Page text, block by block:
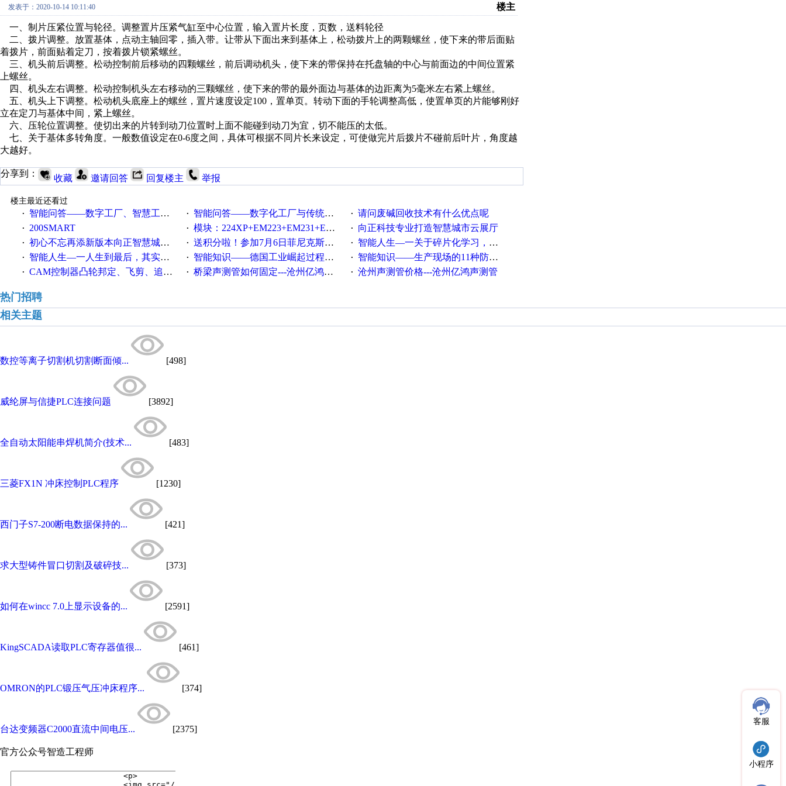
发表于：2020-10-14 10:11:40 楼主
一、制片压紧位置与轮径。调整置片压紧气缸至中心位置，输入置片长度，页数，送料轮径
二、拨片调整。放置基体，点动主轴回零，插入带。让带从下面出来到基体上，松动拨片上的两颗螺丝，使下来的带后面贴
着拨片，前面贴着定刀，按着拨片锁紧螺丝。
三、机头前后调整。松动控制前后移动的四颗螺丝，前后调动机头，使下来的带保持在托盘轴的中心与前面边的中间位置紧
上螺丝。
四、机头左右调整。松动控制机头左右移动的三颗螺丝，使下来的带的最外面边与基体的边距离为5毫米左右紧上螺丝。
五、机头上下调整。松动机头底座上的螺丝，置片速度设定100，置单页。转动下面的手轮调整高低，使置单页的片能够刚好
立在定刀与基体中间，紧上螺丝。
六、压轮位置调整。使切出来的片转到动刀位置时上面不能碰到动刀为宜，切不能压的太低。
七、关于基体多转角度。一般数值设定在0-6度之间，具体可根据不同片长来设定，可使做完片后拨片不碰前后叶片，角度越
大越好。
分享到： 收藏 邀请回答 回复楼主 举报
楼主最近还看过
·
智能问答——数字工厂、智慧工厂和智能制造三者的区别是什么？ · 智能问答——数字化工厂与传统工厂的差别体现在哪里？ · 请问废碱回收技术有什么优点呢
· 200SMART · 模块：224XP+EM223+EM231+EM235+EM232+EM232怎么用以太网通讯？ · 向正科技专业打造智慧城市云展厅
· 初心不忘再添新版本向正智慧城市云展厅3.0版亮相 · 送积分啦！参加7月6日菲尼克斯在线研讨会即得 · 智能人生—一关于碎片化学习，看这一篇就够了！
· 智能人生—一人生到最后，其实拼的都是人品 · 智能知识——德国工业崛起过程中不得不提的10个关键词 · 智能知识——生产现场的11种防错！(1)
· CAM控制器凸轮邦定、飞剪、追剪等C功能块 · 桥梁声测管如何固定---沧州亿鸿声测管 · 沧州声测管价格---沧州亿鸿声测管​
热门招聘
相关主题
数控等离子切割机切割断面倾... [498]
威纶屏与信捷PLC连接问题 [3892]
全自动太阳能串焊机简介(技术... [483]
三菱FX1N 冲床控制PLC程序 [1230]
西门子S7-200断电数据保持的... [421]
求大型铸件冒口切割及破碎技... [373]
如何在wincc 7.0上显示设备的... [2591]
KingSCADA读取PLC寄存器值很... [461]
OMRON的PLC锻压气压冲床程序... [374]
台达变频器C2000直流中间电压... [2375]
官方公众号智造工程师
客服
小程序